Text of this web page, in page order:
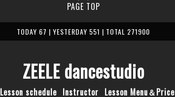
PAGE TOP
TODAY 67 | YESTERDAY 551 | TOTAL 271900
ZEELE dancestudio
Lesson schedule Instructor Lesson Menu＆Price